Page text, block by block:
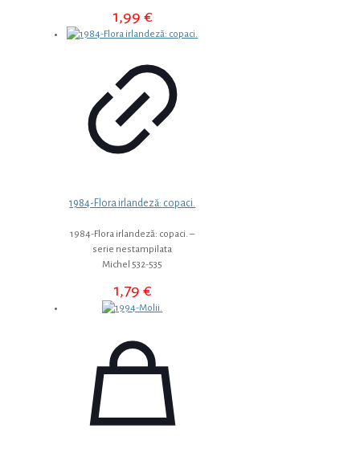
1,99 €
1984-Flora irlandeză: copaci.
1984-Flora irlandeză: copaci. –
serie nestampilata
Michel 532-535
1,79 €